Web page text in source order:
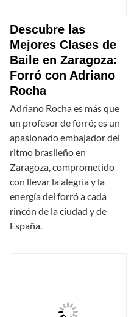
Descubre las
Mejores Clases de
Baile en Zaragoza:
Forró con Adriano
Rocha
Adriano Rocha es más que
un profesor de forró; es un
apasionado embajador del
ritmo brasileño en
Zaragoza, comprometido
con llevar la alegría y la
energía del forró a cada
rincón de la ciudad y de
España.